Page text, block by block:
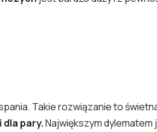
Takie rozwiązanie to
pary.Największym dylematem